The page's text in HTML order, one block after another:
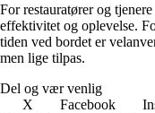
For restauratører og
effektivitet og oplevelse.
tiden ved bordet er
men lige tilpas.
Del og vær venlig
X
Facebook